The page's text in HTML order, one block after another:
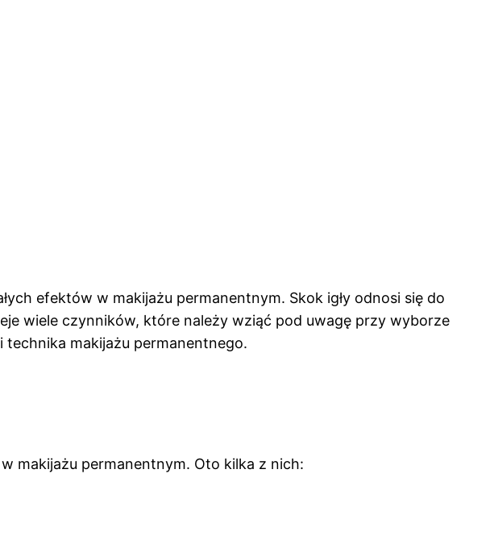
efektów w makijażu permanentnym. Skok igły odnosi się do
wiele czynników, które należy wziąć pod uwagę przy wyborze
makijażu permanentnego.
makijażu permanentnym. Oto kilka z nich: